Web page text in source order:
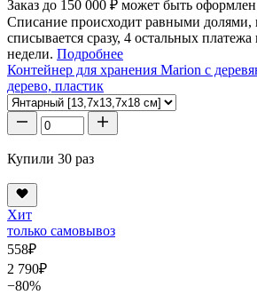
Заказ до 150 000 ₽ может быть
Списание происходит равными долями,
списывается сразу, 4 остальных
недели. Подробнее
Контейнер для хранения Marion с
дерево, пластик
Купили 30 раз
Хит
только самовывоз
558₽
2 790₽
−80%